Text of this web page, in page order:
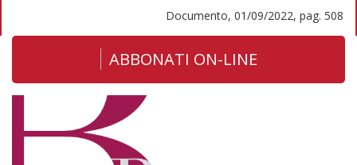
Documento, 01/09/2022, pag. 508
ABBONATI ON-LINE